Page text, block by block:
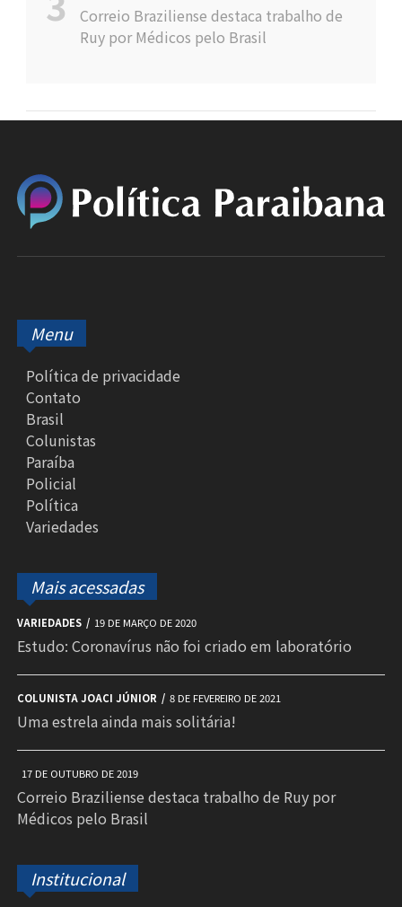
Correio Braziliense destaca trabalho de
Ruy por Médicos pelo Brasil
Menu
Política de privacidade
Contato
Brasil
Colunistas
Paraíba
Policial
Política
Variedades
Mais acessadas
VARIEDADES 19 DE MARÇO DE 2020
Estudo: Coronavírus não foi criado em laboratório
COLUNISTA JOACI JÚNIOR 8 DE FEVEREIRO DE 2021
Uma estrela ainda mais solitária!
17 DE OUTUBRO DE 2019
Correio Braziliense destaca trabalho de Ruy por
Médicos pelo Brasil
Institucional